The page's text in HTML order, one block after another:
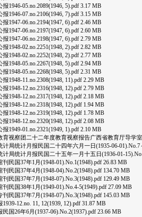
05.no.2089(1946, 5).pdf 3.17 MB
07.no.2106(1946, 7).pdf 3.15 MB
06.no.2194(1947, 6).pdf 2.46 MB
06.no.2197(1947, 6).pdf 2.60 MB
06.no.2198(1947, 6).pdf 2.79 MB
02.no.2251(1948, 2).pdf 2.82 MB
02.no.2252(1948, 2).pdf 2.77 MB
05.no.2267(1948, 5).pdf 2.94 MB
05.no.2268(1948, 5).pdf 2.31 MB
11.no.2308(1948, 11).pdf 2.29 MB
12.no.2316(1948, 12).pdf 2.79 MB
12.no.2317(1948, 12).pdf 2.18 MB
12.no.2318(1948, 12).pdf 1.94 MB
12.no.2319(1948, 12).pdf 1.78 MB
12.no.2320(1948, 12).pdf 2.08 MB
01.no.2321(1949, 1).pdf 2.10 MB
察团二十二年度教育视察报告广西省教育厅导学室
统计月报民国二十四年六月一日(1935-06-01).No.7
统计月报民国二十五年一月十五日(1936-01-
国37年1月(1948-01).No.1(1948).pdf 26.83 MB
国37年4月(1948-04).No.2(1948).pdf 134.70 MB
国37年7月(1948-07).No.3(1948).pdf 129.49 MB
国38年1月(1949-01).No.4-5(1949).pdf 27.09 MB
国37年7月(1948-07).No.3(1948).pdf 145.03 MB
12.no. 11, 12(1939, 12).pdf 31.87 MB
26年6月(1937-06).No.2(1937).pdf 23.66 MB